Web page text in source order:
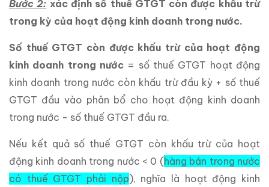
Bước 2: xác định số thuế GTGT còn được khấu trừ
trong kỳ của hoạt động kinh doanh trong nước.
Số thuế GTGT còn được khấu trừ của hoạt động
kinh doanh trong nước = số thuế GTGT hoạt động
kinh doanh trong nước còn khấu trừ đầu kỳ + số thuế
GTGT đầu vào phân bổ cho hoạt động kinh doanh
trong nước - số thuế GTGT đầu ra.
Nếu kết quả số thuế GTGT còn khấu trừ của hoạt
động kinh doanh trong nước < 0 (hàng bán trong nước
có thuế GTGT phải nộp), nghĩa là hoạt động kinh